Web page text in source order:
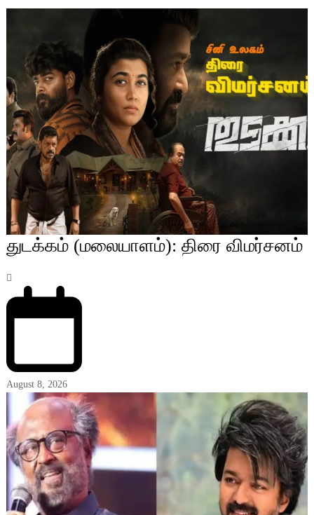
துடக்கம் (மலையாளம்): திரை விமர்சனம்
August 8, 2026